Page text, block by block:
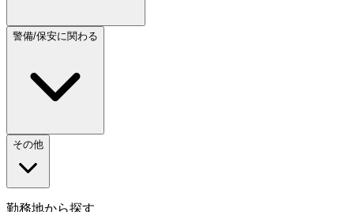
警備/保安に関わる
その他
勤務地から探す